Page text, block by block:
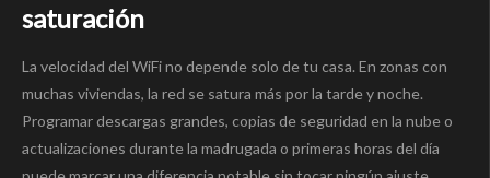
saturación
La velocidad del WiFi no depende solo de tu casa. En zonas con
muchas viviendas, la red se satura más por la tarde y noche.
Programar descargas grandes, copias de seguridad en la nube o
actualizaciones durante la madrugada o primeras horas del día